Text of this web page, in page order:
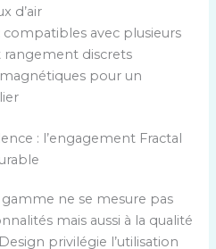
d’air
compatibles avec plusieurs
discrets
pour un
: l’engagement Fractal
ne se mesure pas
mais aussi à la qualité
privilégie l’utilisation